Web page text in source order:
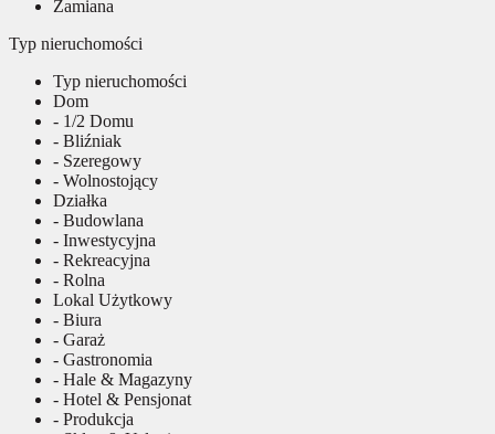
Zamiana
Typ nieruchomości
Typ nieruchomości
Dom
- 1/2 Domu
- Bliźniak
- Szeregowy
- Wolnostojący
Działka
- Budowlana
- Inwestycyjna
- Rekreacyjna
- Rolna
Lokal Użytkowy
- Biura
- Garaż
- Gastronomia
- Hale & Magazyny
- Hotel & Pensjonat
- Produkcja